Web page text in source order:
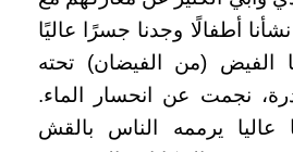
أطفالًا وجدنا جسرًا عاليًا
الفيض (من الفيضان) تحته
نجمت عن انحسار الماء.
عاليا يرممه الناس بالقش